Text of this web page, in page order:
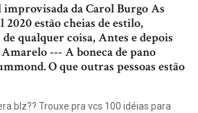
improvisada da Carol Burgo As
2020 estão cheias de estilo,
qualquer coisa, Antes e depois
--- A boneca de pano
O que outras pessoas estão
blz?? Trouxe pra vcs 100 idéias para